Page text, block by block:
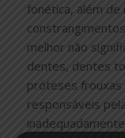
fonética, além
melhor não
dentes, dentes
próteses
responsáveis